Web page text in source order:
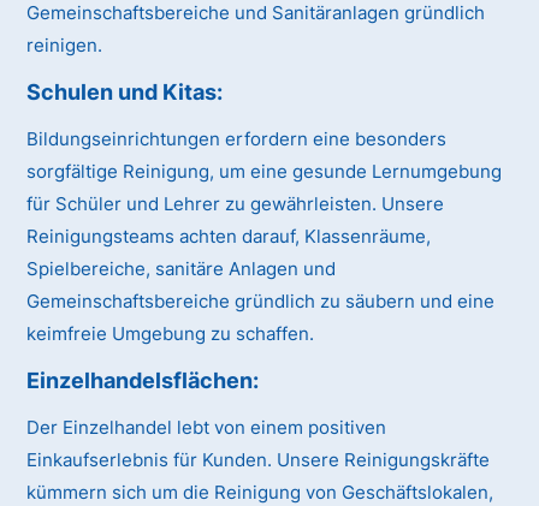
Gemeinschaftsbereiche und Sanitäranlagen gründlich
reinigen.
Schulen und Kitas:
Bildungseinrichtungen erfordern eine besonders
sorgfältige Reinigung, um eine gesunde Lernumgebung
für Schüler und Lehrer zu gewährleisten. Unsere
Reinigungsteams achten darauf, Klassenräume,
Spielbereiche, sanitäre Anlagen und
Gemeinschaftsbereiche gründlich zu säubern und eine
keimfreie Umgebung zu schaffen.
Einzelhandelsflächen:
Der Einzelhandel lebt von einem positiven
Einkaufserlebnis für Kunden. Unsere Reinigungskräfte
kümmern sich um die Reinigung von Geschäftslokalen,